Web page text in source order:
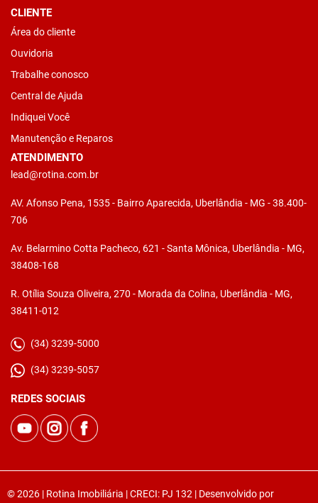
CLIENTE
Área do cliente
Ouvidoria
Trabalhe conosco
Central de Ajuda
Indiquei Você
Manutenção e Reparos
ATENDIMENTO
lead@rotina.com.br
AV. Afonso Pena, 1535 - Bairro Aparecida, Uberlândia - MG - 38.400-
706
Av. Belarmino Cotta Pacheco, 621 - Santa Mônica, Uberlândia - MG,
38408-168
R. Otília Souza Oliveira, 270 - Morada da Colina, Uberlândia - MG,
38411-012
(34) 3239-5000
(34) 3239-5057
REDES SOCIAIS
© 2026 | Rotina Imobiliária | CRECI: PJ 132 | Desenvolvido por